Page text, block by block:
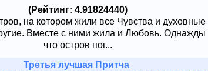
(Рейтинг: 4.91824440)
на котором жили все Чувства и
Вместе с ними жила и Любовь. Однажды
что остров пог...
Третья лучшая Притча